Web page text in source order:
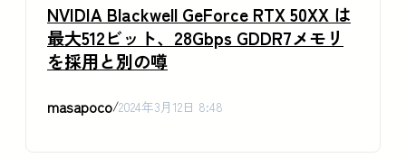
NVIDIA Blackwell GeForce RTX 50XX は
最大512ビット、28Gbps GDDR7メモリ
を採用と別の噂
masapoco/2024年3月12日 8:48